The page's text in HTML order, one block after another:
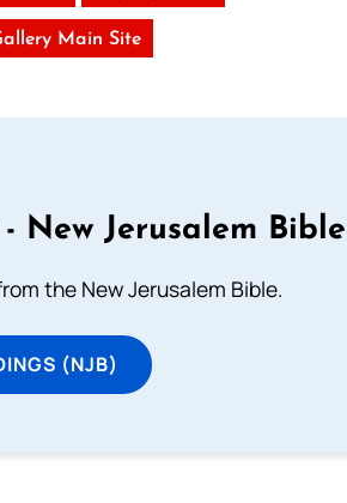
Main Site
New Jerusalem Bible
the New Jerusalem Bible.
(NJB)